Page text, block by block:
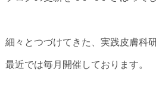
細々とつづけてきた、実践皮膚科
最近では毎月開催しております。